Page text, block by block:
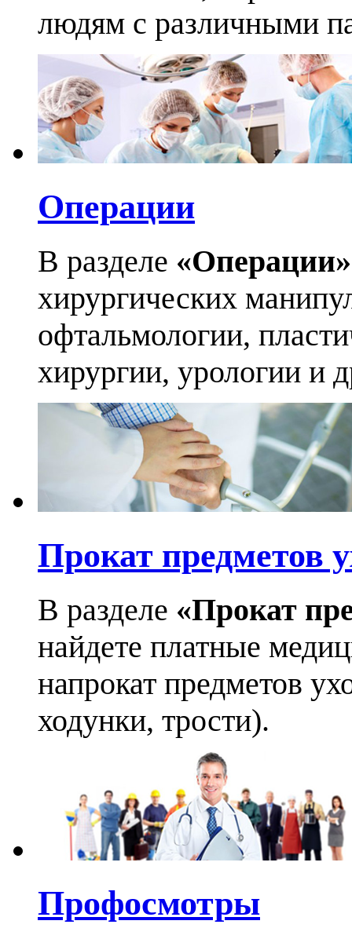
людям с различными
Операции
В разделе «Операции»
хирургических
офтальмологии,
хирургии, урологии и
Прокат предметов
В разделе «Прокат
найдете платные
напрокат предметов
ходунки, трости).
Профосмотры